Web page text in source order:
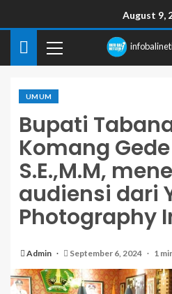
August 9,
UMUM
Bupati
Komang
S.E.,M.M,
audiensi dari
Photography
Admin September 6, 2024 1